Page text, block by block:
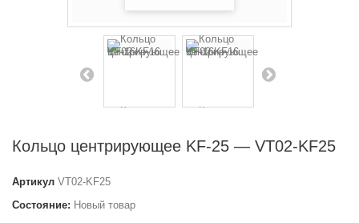
Кольцо центрирующее KF-25 — VT02-KF25
Артикул VT02-KF25
Состояние: Новый товар